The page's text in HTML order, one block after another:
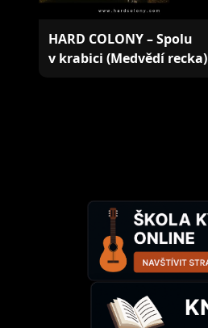
HARD COLONY – Spolu
v krabici (Medvědí recka)